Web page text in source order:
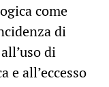
come
di
di
e all’eccesso